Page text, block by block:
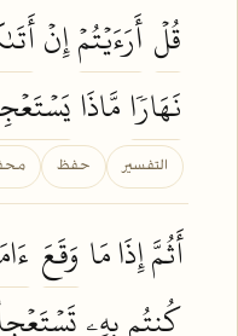
قُلۡ أَرَءَيۡتُمۡإِنۡ
نَهَارٗا مَّاذَا
التفسير حفظ
أَثُمَّ إِذَا مَا وَقَعَ
كُنتُمبِهِۦ